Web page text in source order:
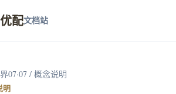
配文档站
07·07 / 概念说明
明